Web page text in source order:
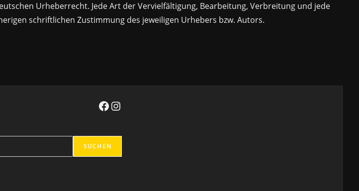
Urheberrecht. Jede Art der Vervielfältigung, Bearbeitung, Verbreitung und jede
schriftlichen Zustimmung des jeweiligen Urhebers bzw. Autors.
FacebookInstagram
SUCHEN